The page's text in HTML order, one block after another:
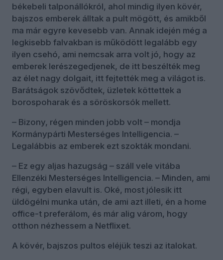
békebeli talponállókról, ahol mindig ilyen kövér,
bajszos emberek álltak a pult mögött, és amikből
ma már egyre kevesebb van. Annak idején még a
legkisebb falvakban is működött legalább egy
ilyen csehó, ami nemcsak arra volt jó, hogy az
emberek lerészegedjenek, de itt beszélték meg
az élet nagy dolgait, itt fejtették meg a világot is.
Barátságok szövődtek, üzletek köttettek a
borospoharak és a söröskorsók mellett.
– Bizony, régen minden jobb volt – mondja
Kormánypárti Mesterséges Intelligencia. –
Legalábbis az emberek ezt szokták mondani.
– Ez egy aljas hazugság – száll vele vitába
Ellenzéki Mesterséges Intelligencia. – Minden, ami
régi, egyben elavult is. Oké, most jólesik itt
üldögélni munka után, de ami azt illeti, én a home
office-t preferálom, és már alig várom, hogy
otthon nézhessem a Netflixet.
A kövér, bajszos pultos eléjük teszi az italokat.